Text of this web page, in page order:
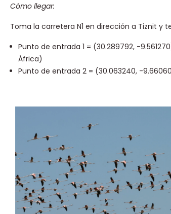
Cómo llegar:
Toma la carretera N1 en dirección a Tiznit y
Punto de entrada 1 = (30.289792, -
África)
Punto de entrada 2 = (30.063240, -